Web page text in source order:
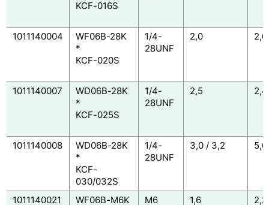
KCF-016S
1011140004
WF06B-28K
*
KCF-020S
1/4-
28UNF
2,0
1011140007
WD06B-28K
*
KCF-025S
1/4-
28UNF
2,5
1011140008
WD06B-28K
*
KCF-
030/032S
1/4-
28UNF
3,0 / 3,2
1011140021
WF06B-M6K
M6 1,6